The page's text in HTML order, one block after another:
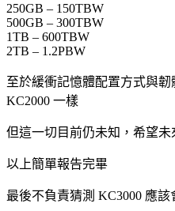
250GB – 150TBW
500GB – 300TBW
1TB – 600TBW
2TB – 1.2PBW
至於緩衝記憶體配置方式與
KC2000 一樣
但這一切目前仍未知，希望
以上簡單報告完畢
最後不負責猜測 KC3000 應該